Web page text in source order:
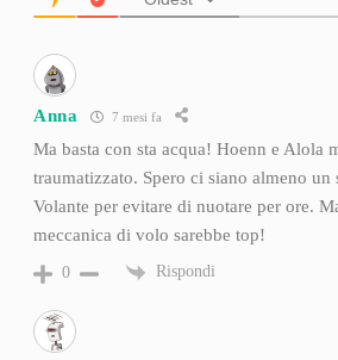
Anna 7 mesi fa
Ma basta con sta acqua! Hoenn e Alola
traumatizzato. Spero ci siano almeno un
Volante per evitare di nuotare per ore.
meccanica di volo sarebbe top!
0 Rispondi